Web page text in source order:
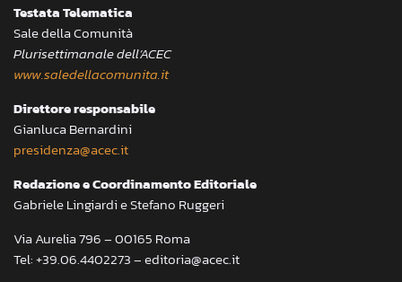
Testata Telematica
Sale della Comunità
Plurisettimanale dell’ACEC
www.saledellacomunita.it
Direttore responsabile
Gianluca Bernardini
presidenza@acec.it
Redazione e Coordinamento Editoriale
Gabriele Lingiardi e Stefano Ruggeri
Via Aurelia 796 – 00165 Roma
Tel: +39.06.4402273 – editoria@acec.it